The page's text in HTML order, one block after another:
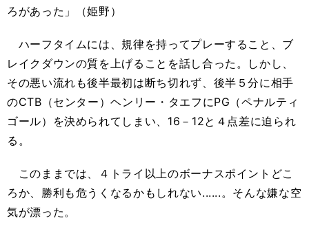
ろがあった」（姫野）
ハーフタイムには、規律を持ってプレーすること、ブ
レイクダウンの質を上げることを話し合った。しかし、
その悪い流れも後半最初は断ち切れず、後半５分に相手
のCTB（センター）ヘンリー・タエフにPG（ペナルティ
ゴール）を決められてしまい、16－12と４点差に迫られ
る。
このままでは、４トライ以上のボーナスポイントどこ
ろか、勝利も危うくなるかもしれない......。そんな嫌な空
気が漂った。